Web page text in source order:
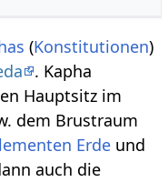
(Konstitutionen)
. Kapha
Hauptsitz im
dem Brustraum
Erde und
auch die